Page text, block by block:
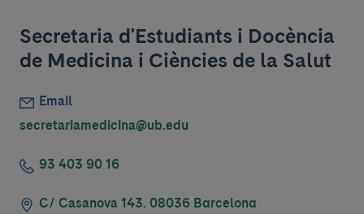
Secretaria d'Estudiants i Docència
de Medicina i Ciències de la Salut
Email
secretariamedicina@ub.edu
93 403 90 16
C/ Casanova 143. 08036 Barcelona